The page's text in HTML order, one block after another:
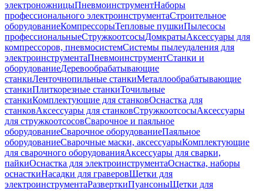
электроножницыПневмоинструментНаборы
профессионального электроинструментаСтроительное
оборудованиеКомпрессорыТепловые пушкиПылесосы
профессиональныеСтружкоотсосыДомкратыАксессуары для
компрессоров, пневмосистемСистемы пылеудаления для
электроинструментаПневмоинструментСтанки и
оборудованиеДеревообрабатывающие
станкиЛенточнопильные станкиМеталлообрабатывающие
станкиПлиткорезные станкиТочильные
станкиКомплектующие для станковОснастка для
станковАксессуары для станковСтружкоотсосыАксессуары
для стружкоотсосовСварочное и паяльное
оборудованиеСварочное оборудованиеПаяльное
оборудованиеСварочные маски, аксессуарыКомплектующие
для сварочного оборудованияАксессуары для сварки,
пайкиОснастка для электроинструментаОснастка, наборы
оснасткиНасадки для граверовЩетки для
электроинструментаРазверткиПуансоныЩетки для